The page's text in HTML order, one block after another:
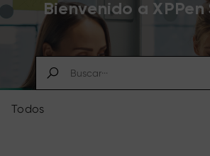
Bienvenido a
Todos